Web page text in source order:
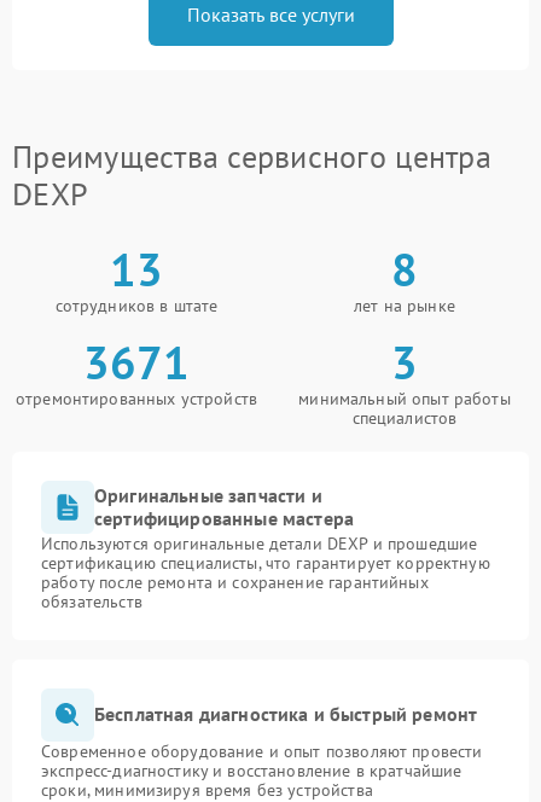
Показать все услуги
Преимущества сервисного центра
DEXP
13
сотрудников в штате
8
лет на рынке
3671
отремонтированных устройств
3
минимальный опыт работы
специалистов
Оригинальные запчасти и
сертифицированные мастера
Используются оригинальные детали DEXP и прошедшие
сертификацию специалисты, что гарантирует корректную
работу после ремонта и сохранение гарантийных
обязательств
Бесплатная диагностика и быстрый ремонт
Современное оборудование и опыт позволяют провести
экспресс-диагностику и восстановление в кратчайшие
сроки, минимизируя время без устройства